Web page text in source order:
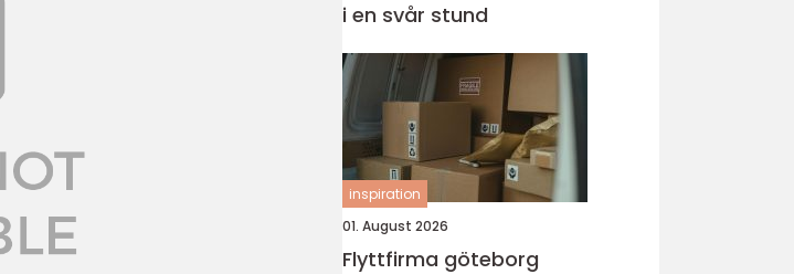
i en svår stund
inspiration
01. August 2026
Flyttfirma göteborg